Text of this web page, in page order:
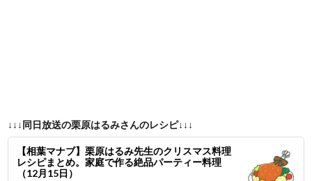
↓↓↓同日放送の栗原はるみさんのレシピ↓↓↓
【相葉マナブ】栗原はるみ先生のクリスマス料理
レシピまとめ。家庭で作る絶品パーティー料理
（12月15日）